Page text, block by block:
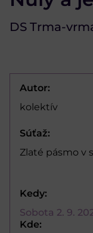
DS Trma-
Autor:
kolektív
Súťaž:
Zlaté pásmo v
Kedy:
Sobota 2. 9.
Kde: